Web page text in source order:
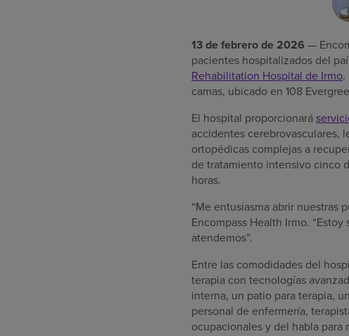
13 de febrero de 2026 —
pacientes hospitalizados del
Rehabilitation Hospital de Irmo.
camas, ubicado en 108
El hospital proporcionará
accidentes cerebrovasculares,
ortopédicas complejas a
de tratamiento intensivo cinco
horas.
“Me entusiasma abrir nuestras
Encompass Health Irmo.
atendemos”.
Entre las comodidades del
terapia con tecnologías
interna, un patio para terapia,
personal de enfermería,
ocupacionales y del habla para